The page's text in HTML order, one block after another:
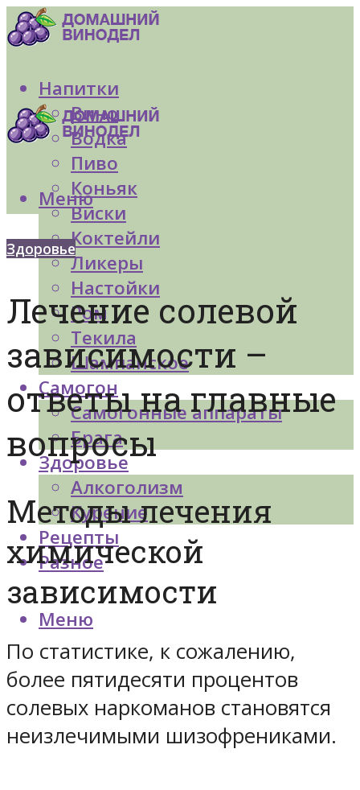
Напитки
Вино
Водка
Пиво
Коньяк
Виски
Коктейли
Ликеры
Настойки
Ром
Текила
Шампанское
Самогон
Самогонные аппараты
Брага
Здоровье
Алкоголизм
Курение
Рецепты
Разное
Меню
Меню
Здоровье
Лечение солевой
зависимости –
ответы на главные
вопросы
Методы лечения
химической
зависимости
По статистике, к сожалению,
более пятидесяти процентов
солевых наркоманов становятся
неизлечимыми шизофрениками.